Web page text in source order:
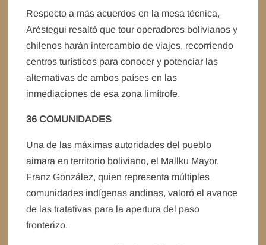
Respecto a más acuerdos en la mesa técnica,
Aréstegui resaltó que tour operadores bolivianos y
chilenos harán intercambio de viajes, recorriendo
centros turísticos para conocer y potenciar las
alternativas de ambos países en las
inmediaciones de esa zona limítrofe.
36 COMUNIDADES
Una de las máximas autoridades del pueblo
aimara en territorio boliviano, el Mallku Mayor,
Franz González, quien representa múltiples
comunidades indígenas andinas, valoró el avance
de las tratativas para la apertura del paso
fronterizo.